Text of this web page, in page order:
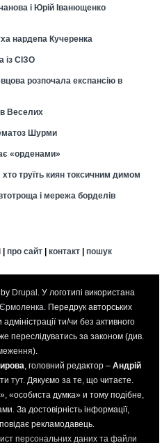
і Юрій Іванющенко
нардепа Кучеренка
із СІЗО
розпочала експансію в
Веселих
Шурми
«орденами»
труїть киян токсичним димом
і мережа борделів
| про сайт| контакт| пошук
Drupal . У логотипі використана
. Передрук авторських
ти/чи без активного
переслідуватись за законом (див.
).
, головний редактор – Андрій
тут. Дякуємо за те, що читаєте.
«особиста думка» и тому подібне,
За достовірність інформації,
рекламодавець.
персональних даних та файли